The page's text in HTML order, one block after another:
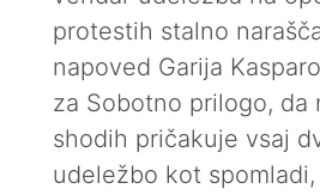
protestih stalno
napoved Garija
za Sobotno prilogo, da
shodih pričakuje vsaj
udeležbo kot